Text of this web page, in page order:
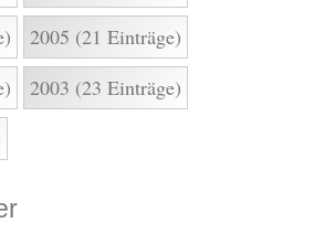
2005 (21 Einträge)
2003 (23 Einträge)